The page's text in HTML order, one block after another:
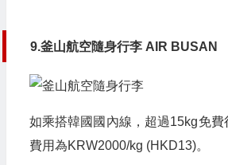
9.釜山航空隨身行李 AIR BUSAN
如乘搭韓國國內線，超過15kg免
費用為KRW2000/kg (HKD13)。